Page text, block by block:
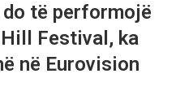
të performojë
Festival, ka
në Eurovision